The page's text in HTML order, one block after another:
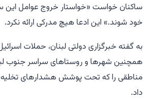
ساکنان خواست «خواستار خروج عوامل این
خود شوند.» این ادعا هیچ مدرکی ارائه نکرد.
به گفته خبرگزاری دولتی لبنان، حملات
همچنین شهرها و روستاهای سراسر جنوب
مناطقی را که تحت پوشش هشدارهای تخلیه
داد.